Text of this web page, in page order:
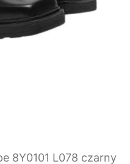
8Y0101 L078 czarny